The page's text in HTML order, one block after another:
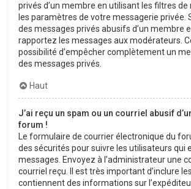
privés d’un membre en utilisant les filtres de
les paramètres de votre messagerie privée.
des messages privés abusifs d’un membre
rapportez les messages aux modérateurs.
possibilité d’empêcher complètement un
des messages privés.
Haut
J’ai reçu un spam ou un courriel abusif
forum !
Le formulaire de courrier électronique du
des sécurités pour suivre les utilisateurs qui
messages. Envoyez à l’administrateur une
courriel reçu. Il est très important d’inclure
contiennent des informations sur